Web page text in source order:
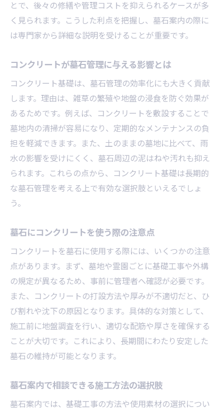
とで、後々の修繕や管理コストを抑えられるケースが多
く見られます。こうした利点を把握し、墓石案内の際に
は専門家から詳細な説明を受けることが重要です。
コンクリートが墓石管理に与える影響とは
コンクリート基礎は、墓石管理の効率化にも大きく貢献
します。理由は、雑草の繁殖や地盤の浸食を防ぐ効果が
あるためです。例えば、コンクリートを敷設することで
墓地内の清掃が容易になり、定期的なメンテナンスの負
担を軽減できます。また、土のままの墓地に比べて、雨
水の影響を受けにくく、墓石周辺の泥はねや汚れも抑え
られます。これらの点から、コンクリート基礎は長期的
な墓石管理を考える上で有効な選択肢といえるでしょ
う。
墓石にコンクリートを使う際の注意点
コンクリートを墓石に使用する際には、いくつかの注意
点があります。まず、墓地や霊園ごとに基礎工事や外構
の規定が異なるため、事前に管理者へ確認が必要です。
また、コンクリートの打設方法や厚みが不適切だと、ひ
び割れや沈下の原因となります。具体的な対策として、
施工前に地盤調査を行い、適切な配筋や厚さを確保する
ことが大切です。これにより、長期間にわたり安定した
墓石の維持が可能となります。
墓石案内で相談できる施工方法の選択肢
墓石案内では、基礎工事の方法や使用素材の選択につい